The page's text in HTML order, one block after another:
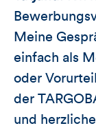
Meine
einfach als
oder
der
und